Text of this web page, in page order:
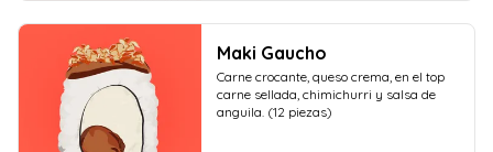
Maki Gaucho
Carne crocante, queso crema, en el top
carne sellada, chimichurri y salsa de
anguila. (12 piezas)